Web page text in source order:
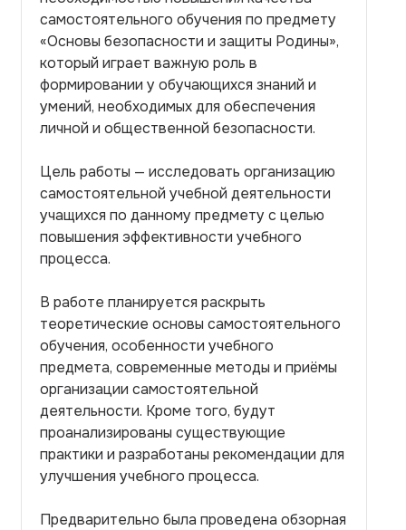
самостоятельного обучения по предмету
«Основы безопасности и защиты Родины»,
который играет важную роль в
формировании у обучающихся знаний и
умений, необходимых для обеспечения
личной и общественной безопасности.
Цель работы — исследовать организацию
самостоятельной учебной деятельности
учащихся по данному предмету с целью
повышения эффективности учебного
процесса.
В работе планируется раскрыть
теоретические основы самостоятельного
обучения, особенности учебного
предмета, современные методы и приёмы
организации самостоятельной
деятельности. Кроме того, будут
проанализированы существующие
практики и разработаны рекомендации для
улучшения учебного процесса.
Предварительно была проведена обзорная